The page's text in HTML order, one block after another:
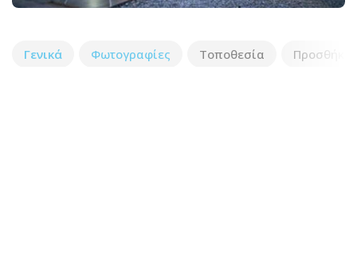
Γενικά Φωτογραφίες Τοποθεσία Προσθήκη